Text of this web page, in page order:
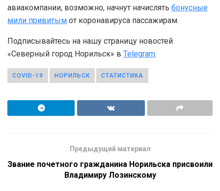
авиакомпании, возможно, начнут начислять бонусные
мили привитым от коронавируса пассажирам.
Подписывайтесь на нашу страницу новостей
«Северный город Норильск» в Telegram.
COVID-19 НОРИЛЬСК СТАТИСТИКА
Предыдущий материал
Звание почетного гражданина Норильска присвоили
Владимиру Лозинскому